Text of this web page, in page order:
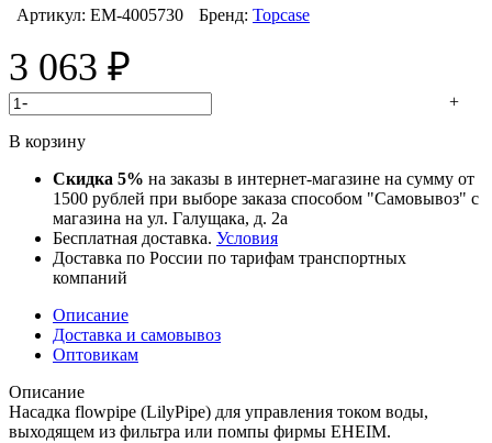
Артикул: EM-4005730 Бренд: Topcase
3 063 ₽
- +
В корзину
Скидка 5% на заказы в интернет-магазине на сумму от
1500 рублей при выборе заказа способом "Самовывоз" с
магазина на ул. Галущака, д. 2а
Бесплатная доставка. Условия
Доставка по России по тарифам транспортных
компаний
Описание
Доставка и самовывоз
Оптовикам
Описание
Насадка flowpipe (LilyPipe) для управления током воды,
выходящем из фильтра или помпы фирмы EHEIM.